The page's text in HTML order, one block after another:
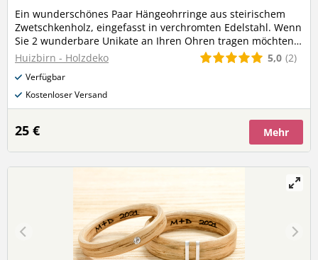
Ein wunderschönes Paar Hängeohrringe aus steirischem
Zwetschkenholz, eingefasst in verchromten Edelstahl. Wenn
Sie 2 wunderbare Unikate an Ihren Ohren tragen möchten,
dann sind Sie genau richtig. Liebevolle Handarbeit aus dem
steirischen Wechselland. Größe: Durchmesser 3 x 1 cm
Holzart: steirisches Zwetschkenholz Schenken Sie sich
selbst oder Ihren liebsten ein Unikat aus Holz. Egal ob zu
Geburtstag, Namenstag, Ostern, Weihnachten, Hochzeit,
Huizbirn - Holzdeko 5,0 (2)
Verfügbar
Kostenloser Versand
25 € Mehr